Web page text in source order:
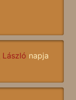
László napja